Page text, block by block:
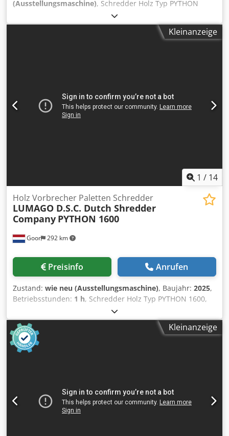
(Ausstellungsmaschine), Schredder Holz Typ PYTHON
1300, Antrieb 7 KW Elektromotor, 400V 50Hz• • Einfuhr
Öffnung 1300 x 700mm • Haubt Abmessung L 2100 x B 850
x H 1600mm • Austrag Öffnung ca 400x 100mm Credpsf N
vorbehalten) • CE zertificiert und “Made in Holland”
Kleinanzeige
1 / 14
Goor 292 km
Holz Vorbrecher Paletten Schredder
LUMAGO D.S.C. Dutch Shredder
Company PYTHON 1600
Preisinfo Anrufen
Zustand: wie neu (Ausstellungsmaschine), Baujahr: 2025,
Betriebsstunden: 1 h, Schredder Holz Typ PYTHON 1600,
Antrieb 11 KW Elektromotor, 400V 50Hz• • Einfuhr Öffnung
1600 x 700mm • Haubt Abmessung L 2400 x B 850 x H
1600mm • Austrag Öffnung ca 400x 400mm Cjdpof N
Narefx Ah Eerf • Höhe Austrag ca 400mm • Elektro Schrank,
Hauptschalter, Wahlschalter AUT/HAND und NOT-AUS •
vorbehalten) • CE zertificiert und “Made in Holland”
Kleinanzeige